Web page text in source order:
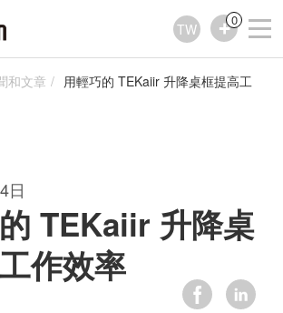
TW
0
和文章
用輕巧的 TEKaiir 升降桌框提高工
日
TEKaiir 升降桌
作效率